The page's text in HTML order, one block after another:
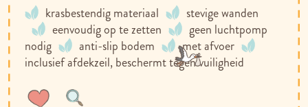
krasbestendig materiaal
stevige wanden
eenvoudig op te zetten
geen luchtpomp
nodig
anti-slip bodem
met afvoer
inclusief afdekzeil, beschermt tegen vuiligheid